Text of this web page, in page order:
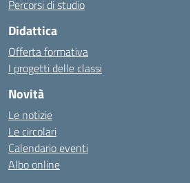
Percorsi di studio
Didattica
Offerta formativa
I progetti delle classi
Novità
Le notizie
Le circolari
Calendario eventi
Albo online